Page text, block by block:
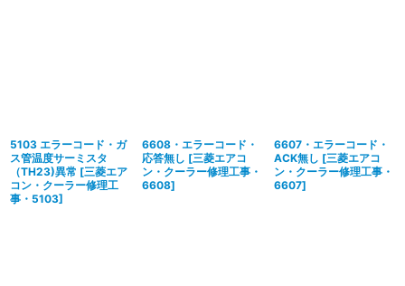
5103 エラーコード・ガ
ス管温度サーミスタ
（TH23)異常 [三菱エア
コン・クーラー修理工
事・5103]
6608・エラーコード・
応答無し [三菱エアコ
ン・クーラー修理工事・
6608]
6607・エラーコード・
ACK無し [三菱エアコ
ン・クーラー修理工事・
6607]